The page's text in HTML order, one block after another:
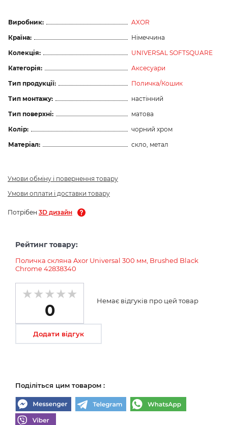
Виробник:
AXOR
Країна:
Німеччина
Колекція:
UNIVERSAL SOFTSQUARE
Категорія:
Аксесуари
Тип продукції:
Поличка/Кошик
Тип монтажу:
настінний
Тип поверхні:
матова
Колір:
чорний хром
Матеріал:
скло, метал
Умови обміну і повернення товару
Умови оплати і доставки товару
Потрібен 3D дизайн
Рейтинг товару:
Поличка скляна Axor Universal 300 мм, Brushed Black
Chrome 42838340
0
Немає відгуків про цей товар
Додати відгук
Поділіться цим товаром :